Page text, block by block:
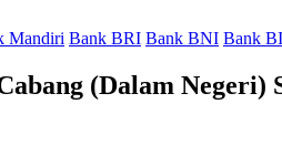
Mandiri Bank BRI Bank BNI Bank
(Dalam Negeri)